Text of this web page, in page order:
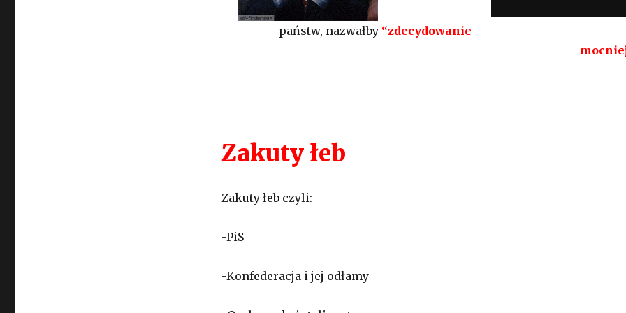
państw, nazwałby “zdecydowanie
Zakuty łeb
Zakuty łeb czyli:
-PiS
-Konfederacja i jej odłamy